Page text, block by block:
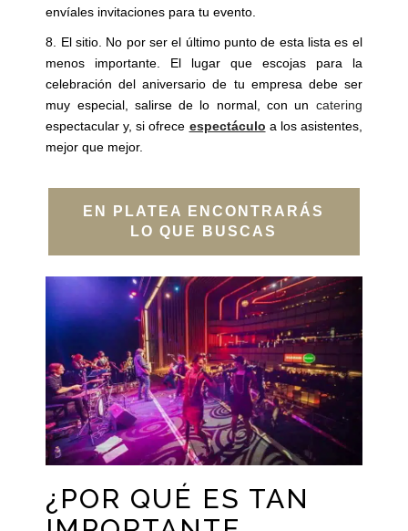
envíales invitaciones para tu evento.
8. El sitio. No por ser el último punto de esta lista es el
menos importante. El lugar que escojas para la
celebración del aniversario de tu empresa debe ser
muy especial, salirse de lo normal, con un catering
espectacular y, si ofrece espectáculo a los asistentes,
mejor que mejor.
EN PLATEA ENCONTRARÁS
LO QUE BUSCAS
¿POR QUÉ ES TAN